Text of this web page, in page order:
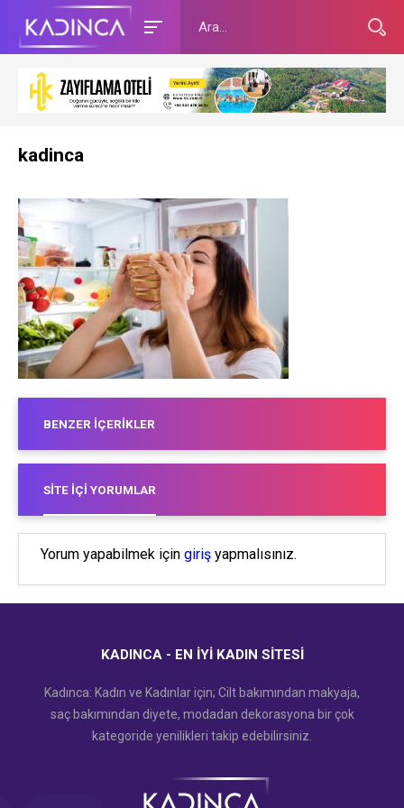
kadinca
BENZER İÇERIKLER
SITE İÇI YORUMLAR
Yorum yapabilmek için giriş yapmalısınız.
KADINCA - EN İYI KADIN SITESI
Kadınca: Kadın ve Kadınlar için; Cilt bakımından makyaja,
saç bakımından diyete, modadan dekorasyona bir çok
kategoride yenilikleri takip edebilirsiniz.